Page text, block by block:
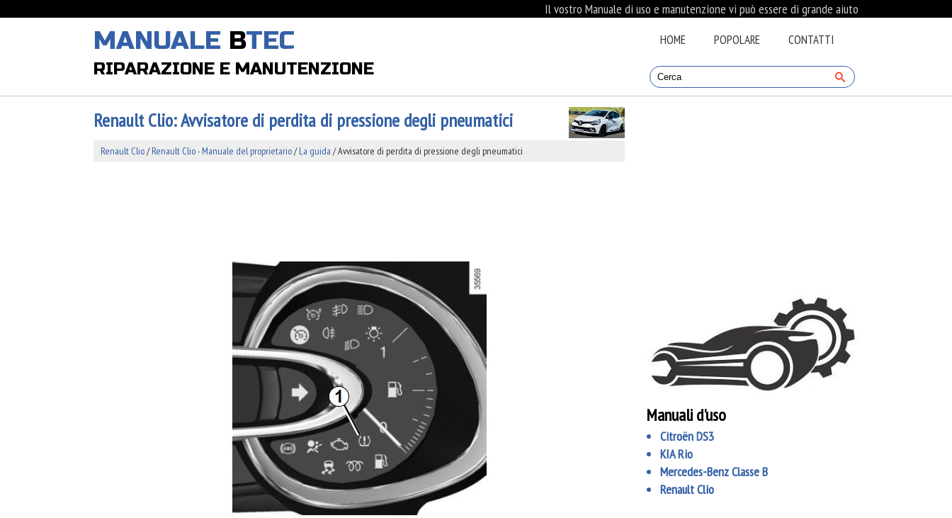
Il vostro Manuale di uso e manutenzione vi può essere di grande aiuto
MANUALE BTEC
RIPARAZIONE E MANUTENZIONE
HOME POPOLARE CONTATTI
Renault Clio: Avvisatore di perdita di pressione degli pneumatici
Renault Clio/Renault Clio - Manuale del proprietario/La guida / Avvisatore di perdita di pressione degli pneumatici
Manuali d'uso
Citroën DS3
KIA Rio
Mercedes-Benz Classe B
Renault Clio